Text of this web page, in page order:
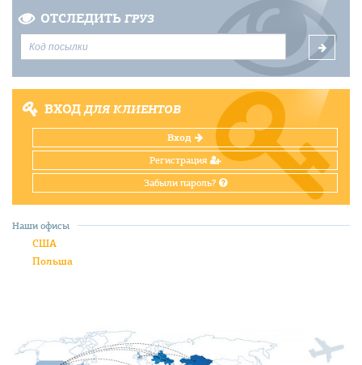
ОТСЛЕДИТЬ ГРУЗ
ВХОДДЛЯ КЛИЕНТОВ
Вход
Регистрация
Забыли пароль?
Наши офисы
США
Польша